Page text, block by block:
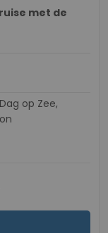
met de